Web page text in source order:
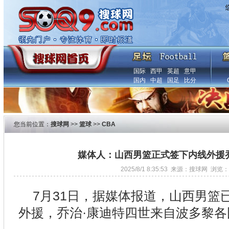
国际 西甲 英超
意甲
国内
中超 国足 比分
您当前位置： 搜球网 >> 篮球>> CBA
媒体人：山西男篮正式签下内线外援
2025/8/1 8:35:53 来源：搜球网 浏览：
7月31日，据媒体报道，山西男篮
外援，乔治·康迪特四世来自波多黎